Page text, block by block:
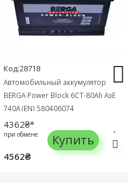
Код:28718
Автомобильный аккумулятор
BERGA Power Block 6СТ-80Ah АзЕ
740A (EN) 580406074
4362₴*
при обмене
4562₴
Купить